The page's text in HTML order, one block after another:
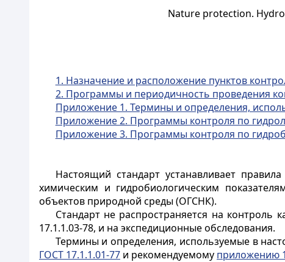
Nature protection.
1. Назначение и расположение пунктов
2. Программы и периодичность проведения
Приложение 1. Термины и определения,
Приложение 2. Программы контроля по
Приложение 3. Программы контроля по
Настоящий стандарт устанавливает
химическим и гидробиологическим
объектов природной среды (ОГСНК).
Стандарт не распространяется на
17.1.1.03-78, и на экспедиционные обследования.
Термины и определения, используемые в
ГОСТ 17.1.1.01-77 и рекомендуемому приложению 1